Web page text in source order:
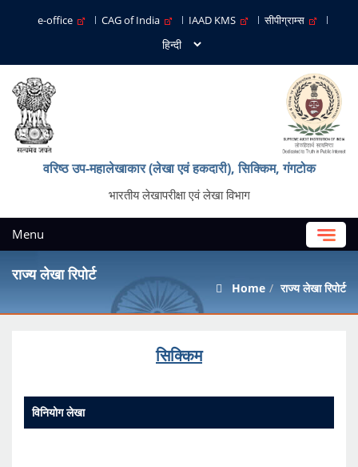
e-office CAG of India IAAD KMS सीपीग्राम्स
वरिष्ठ उप-महालेखाकार (लेखा एवं हकदारी), सिक्किम, गंगटोक
भारतीय लेखापरीक्षा एवं लेखा विभाग
Menu
राज्य लेखा रिपोर्ट
Home राज्य लेखा रिपोर्ट
सिक्किम
विनियोग लेखा